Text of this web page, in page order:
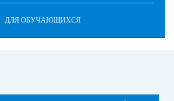
ДЛЯ ОБУЧАЮЩИХСЯ